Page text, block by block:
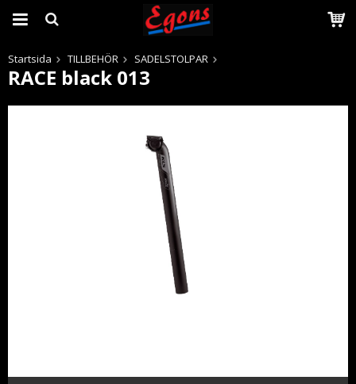
Produkten har blivit tillagd i varukorgen
Startsida TILLBEHÖR SADELSTOLPAR
RACE black 013